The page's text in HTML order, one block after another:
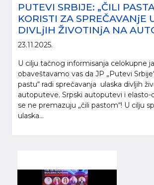
PUTEVI SRBIJE: „ČILI
KORISTI ZA SPREČAVANjE
DIVLjIH ŽIVOTINjA NA
23.11.2025.
U cilju tačnog informisanja celokupne
obaveštavamo vas da JP „Putevi
pastu“ radi sprečavanja ulaska divljih
autoputeve. Srpski autoputevi i elasto-
se ne premazuju „čili pastom“! U cilju
ulaska...